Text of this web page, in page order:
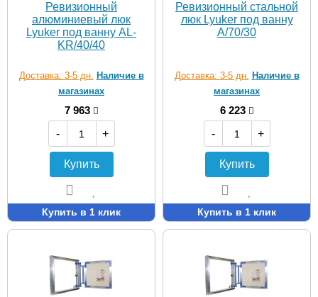
Ревизионный
алюминиевый люк
Lyuker под ванну AL-
KR/40/40
Доставка: 3-5 дн. Наличие в
магазинах
7 963
-
+
Купить
Купить в 1 клик
Ревизионный стальной
люк Lyuker под ванну
A/70/30
Доставка: 3-5 дн. Наличие в
магазинах
6 223
-
+
Купить
Купить в 1 клик